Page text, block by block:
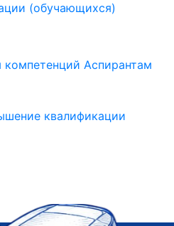
(обучающихся)
компетенций Аспирантам
квалификации